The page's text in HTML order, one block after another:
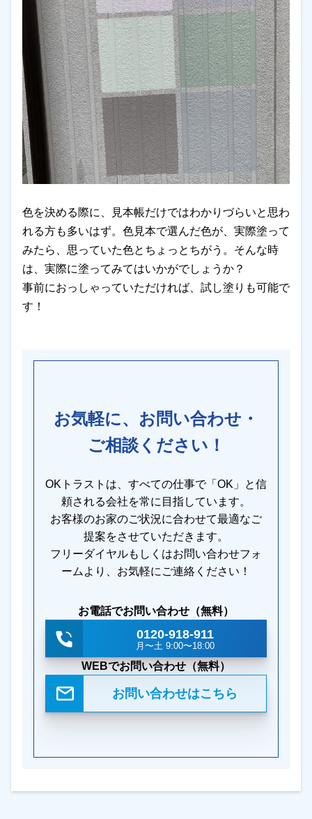
色を決める際に、見本帳だけではわかりづらいと思わ
れる方も多いはず。色見本で選んだ色が、実際塗って
みたら、思っていた色とちょっとちがう。そんな時
は、実際に塗ってみてはいかがでしょうか？
事前におっしゃっていただければ、試し塗りも可能で
す！
お気軽に、お問い合わせ・
ご相談ください！
OKトラストは、すべての仕事で「OK」と信
頼される会社を常に目指しています。
お客様のお家のご状況に合わせて最適なご
提案をさせていただきます。
フリーダイヤルもしくはお問い合わせフォ
ームより、お気軽にご連絡ください！
お電話でお問い合わせ（無料）
0120-918-911
月〜土 9:00〜18:00
WEBでお問い合わせ（無料）
お問い合わせはこちら